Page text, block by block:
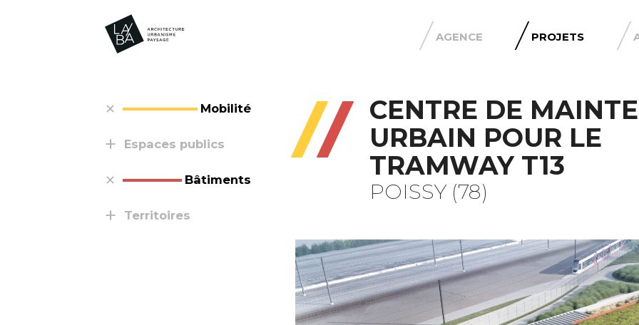
AGENCE PROJETS
Mobilité
Espaces publics
Bâtiments
Territoires
CENTRE DE
URBAIN POUR LE
TRAMWAY T13
POISSY (78)